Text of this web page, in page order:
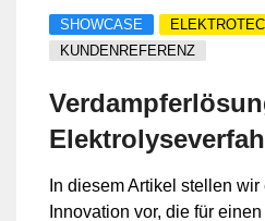
SHOWCASE
KUNDENREFERENZ
In diesem Artikel stellen wir
Innovation vor, die für